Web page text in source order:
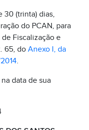
30 (trinta) dias,
do PCAN, para
Fiscalização e
65, do Anexo I, da
.
data de sua